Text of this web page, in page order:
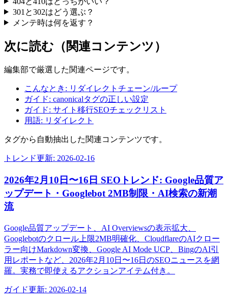
301と302はどう選ぶ？
メンテ時は何を返す？
次に読む（関連コンテンツ）
編集部で厳選した関連ページです。
こんなとき: リダイレクトチェーン/ループ
ガイド: canonicalタグの正しい設定
ガイド: サイト移行SEOチェックリスト
用語: リダイレクト
タグから自動抽出した関連コンテンツです。
トレンド更新: 2026-02-16
2026年2月10日〜16日 SEOトレンド: Google品質ア
ップデート・Googlebot 2MB制限・AI検索の新潮
流
Google品質アップデート、AI Overviewsの表示拡大、
Googlebotのクロール上限2MB明確化、CloudflareのAIクロー
ラー向けMarkdown変換、Google AI Mode UCP、BingのAI引
用レポートなど、2026年2月10日〜16日のSEOニュースを網
羅。実務で即使えるアクションアイテム付き。
ガイド更新: 2026-02-14